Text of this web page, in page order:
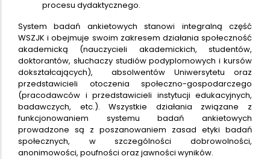
procesu dydaktycznego.
System badań ankietowych stanowi integralną część
WSZJK i obejmuje swoim zakresem działania społeczność
akademicką (nauczycieli akademickich, studentów,
doktorantów, słuchaczy studiów podyplomowych i kursów
dokształcających), absolwentów Uniwersytetu oraz
przedstawicieli otoczenia społeczno-gospodarczego
(pracodawców i przedstawicieli instytucji edukacyjnych,
badawczych, etc.). Wszystkie działania związane z
funkcjonowaniem systemu badań ankietowych
prowadzone są z poszanowaniem zasad etyki badań
społecznych, w szczególności dobrowolności,
anonimowości, poufności oraz jawności wyników.